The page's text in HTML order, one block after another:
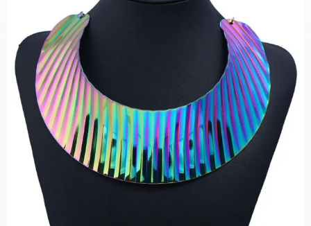
onlinedragshop ahora está instalado como APLICACIÓN